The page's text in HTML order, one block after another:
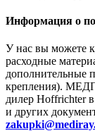
Информация о
У нас вы можете
расходные
дополнительные
крепления).
дилер Hoffrichter
и других